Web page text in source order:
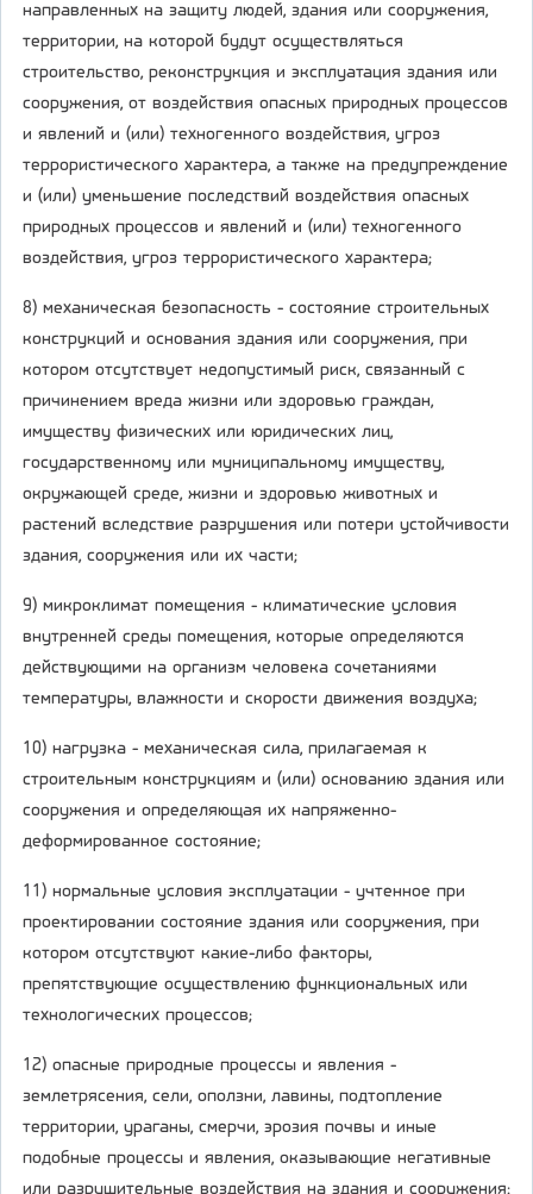
направленных на защиту людей, здания или сооружения,
территории, на которой будут осуществляться
строительство, реконструкция и эксплуатация здания или
сооружения, от воздействия опасных природных процессов
и явлений и (или) техногенного воздействия, угроз
террористического характера, а также на предупреждение
и (или) уменьшение последствий воздействия опасных
природных процессов и явлений и (или) техногенного
воздействия, угроз террористического характера;
8) механическая безопасность - состояние строительных
конструкций и основания здания или сооружения, при
котором отсутствует недопустимый риск, связанный с
причинением вреда жизни или здоровью граждан,
имуществу физических или юридических лиц,
государственному или муниципальному имуществу,
окружающей среде, жизни и здоровью животных и
растений вследствие разрушения или потери устойчивости
здания, сооружения или их части;
9) микроклимат помещения - климатические условия
внутренней среды помещения, которые определяются
действующими на организм человека сочетаниями
температуры, влажности и скорости движения воздуха;
10) нагрузка - механическая сила, прилагаемая к
строительным конструкциям и (или) основанию здания или
сооружения и определяющая их напряженно-
деформированное состояние;
11) нормальные условия эксплуатации - учтенное при
проектировании состояние здания или сооружения, при
котором отсутствуют какие-либо факторы,
препятствующие осуществлению функциональных или
технологических процессов;
12) опасные природные процессы и явления -
землетрясения, сели, оползни, лавины, подтопление
территории, ураганы, смерчи, эрозия почвы и иные
подобные процессы и явления, оказывающие негативные
или разрушительные воздействия на здания и сооружения;